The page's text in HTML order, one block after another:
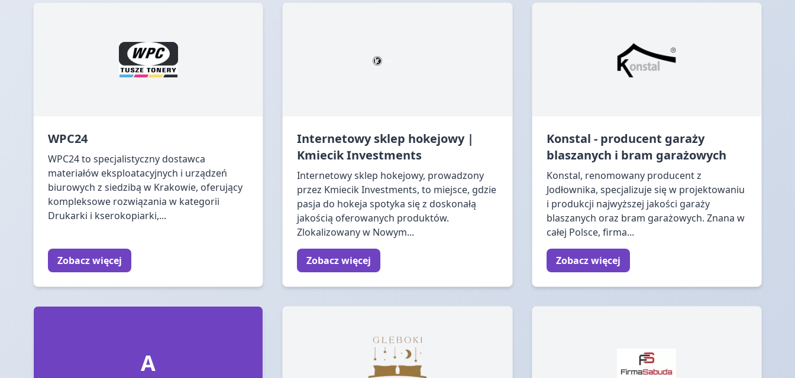
WPC24
WPC24 to specjalistyczny dostawca
materiałów eksploatacyjnych i urządzeń
biurowych z siedzibą w Krakowie, oferujący
kompleksowe rozwiązania w kategorii
Drukarki i kserokopiarki,...
Zobacz więcej
Internetowy sklep hokejowy |
Kmiecik Investments
Internetowy sklep hokejowy, prowadzony
przez Kmiecik Investments, to miejsce, gdzie
pasja do hokeja spotyka się z doskonałą
jakością oferowanych produktów.
Zlokalizowany w Nowym...
Zobacz więcej
Konstal - producent garaży
blaszanych i bram garażowych
Konstal, renomowany producent z
Jodłownika, specjalizuje się w projektowaniu
i produkcji najwyższej jakości garaży
blaszanych oraz bram garażowych. Znana w
całej Polsce, firma...
Zobacz więcej
A